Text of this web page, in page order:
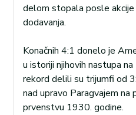
delom stopala posle
dodavanja.
Konačnih 4:1 donelo je
u istoriji njihovih nastupa
rekord delili su trijumfi od
nad upravo Paragvajem na
prvenstvu 1930. godine.